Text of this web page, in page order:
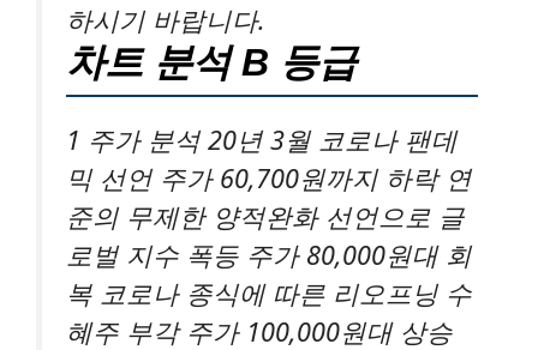
하시기 바랍니다.
차트 분석 B 등급
1 주가 분석 20년 3월 코로나 팬데
믹 선언 주가 60,700원까지 하락 연
준의 무제한 양적완화 선언으로 글
로벌 지수 폭등 주가 80,000원대 회
복 코로나 종식에 따른 리오프닝 수
혜주 부각 주가 100,000원대 상승